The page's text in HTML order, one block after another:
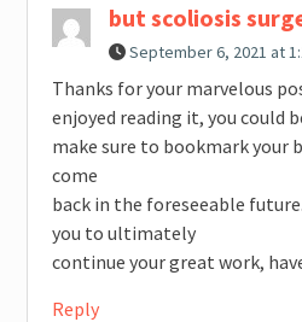
but scoliosis
September 6, 2021 at
Thanks for your marvelous
enjoyed reading it, you could
make sure to bookmark your
come
back in the foreseeable
you to ultimately
continue your great work,
Reply